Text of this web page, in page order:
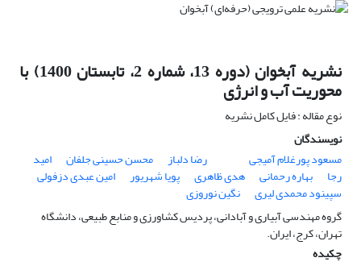
نشریه آبخوان (دوره 13، شماره 2، تابستان 1400) با
محوریت آب و انرژی
نوع مقاله : فایل کامل نشریه
نویسندگان
مسعود پورغلام آمیجی
رضا دلباز محسن حسینی جلفان امید
رجا بهاره رحمانی هدی ظاهری پویا شهریور امین عبدی دزفولی
سپینود محمدی لیری
نگین نوروزی
گروه مهندسی آبیاری و آبادانی، پردیس کشاورزی و منابع طبیعی، دانشگاه
تهران، کرج، ایران.
چکیده